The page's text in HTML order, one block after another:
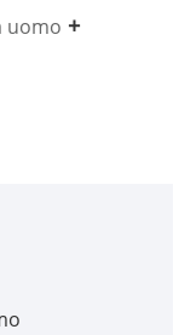
uomo